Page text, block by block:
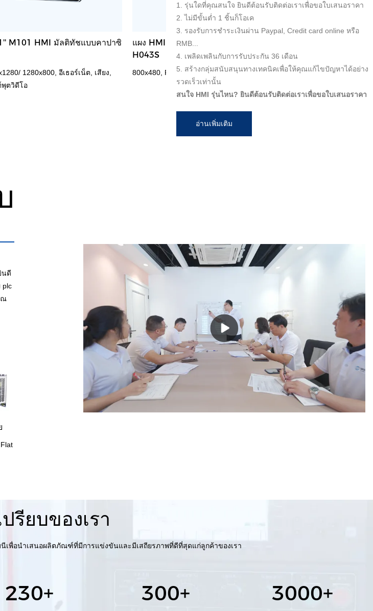
1. รุ่นใดที่คุณสนใจ ยินดีต้อนรับติดต่อเราเพื่อขอใบเสนอราคา
2. ไม่มีขั้นต่ำ 1 ชิ้นก็โอเค
3. รองรับการชำระเงินผ่าน Paypal, Credit card online หรือ
RMB...
4. เพลิดเพลินกับการรับประกัน 36 เดือน
5. สร้างกลุ่มสนับสนุนทางเทคนิคเพื่อให้คุณแก้ไขปัญหาได้อย่าง
รวดเร็วเท่านั้น
สนใจ HMI รุ่นไหน? ยินดีต้อนรับติดต่อเราเพื่อขอใบเสนอราคา
อ่านเพิ่มเติม
M101 HMI มัลติทัชแบบคาปาซิ
1280x800, อีเธอร์เน็ต, เสียง,
พุตวิดีโอ
แผง HMI แบบต้านทาน 4.3'' MC-
H043S
800x480, RS485, RS232, 600MHz แขน
ต้านทาน
1920x1080, อีเธอร์เน็ต,
1
นดี
plc
ณ
รียบของเรา
เพื่อนำเสนอผลิตภัณฑ์ที่มีการแข่งขันและมีเสถียรภาพที่ดีที่สุดแก่ลูกค้าของเรา
230+ 300+ 3000+